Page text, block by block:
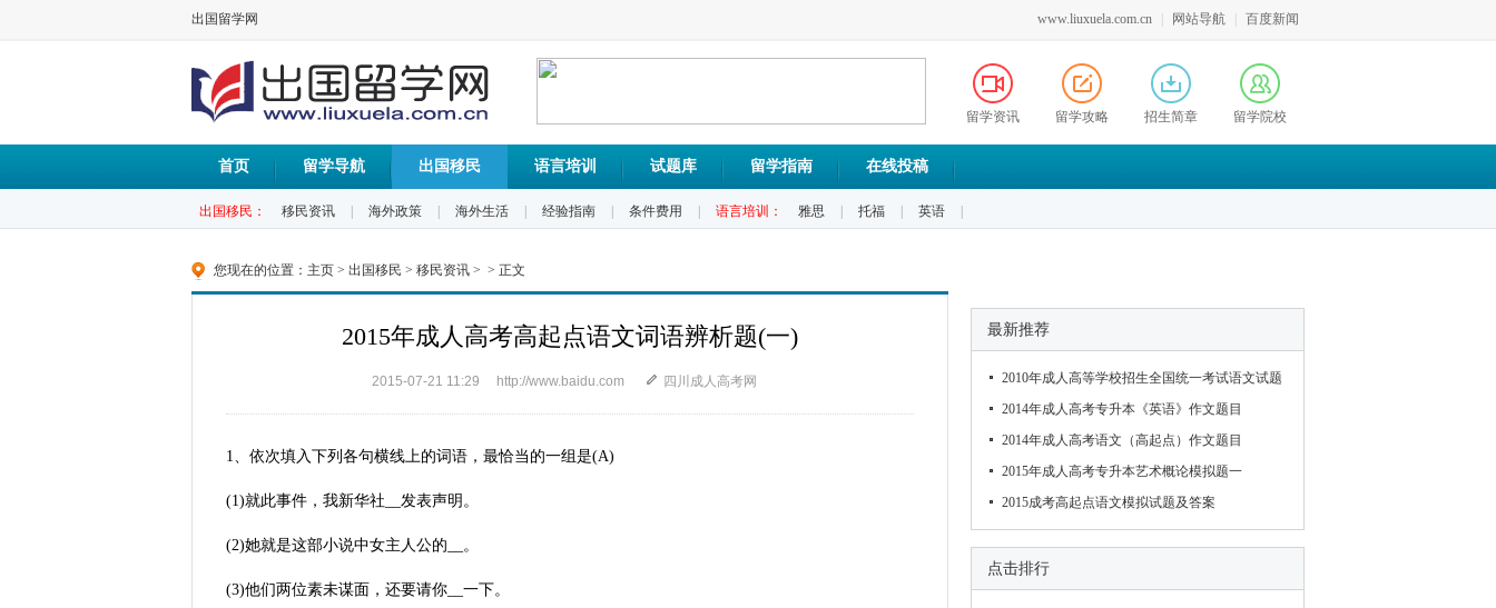
出国留学网 www.liuxuela.com.cn 网站导航 百度新闻
留学资讯 留学攻略 招生简章 留学院校
首页 留学导航 出国移民 语言培训 试题库 留学指南 在线投稿
出国移民： 移民资讯 海外政策 海外生活 经验指南 条件费用 语言培训： 雅思 托福 英语
您现在的位置： 主页 > 出国移民 > 移民资讯 > > 正文
2015年成人高考高起点语文词语辨析题(一)
2015-07-21 11:29 http://www.baidu.com 四川成人高考网
1、依次填入下列各句横线上的词语，最恰当的一组是(A)
(1)就此事件，我新华社__发表声明。
(2)她就是这部小说中女主人公的__。
(3)他们两位素未谋面，还要请你__一下。
最新推荐
2010年成人高等学校招生全国统一考试语文试题
2014年成人高考专升本《英语》作文题目
2014年成人高考语文（高起点）作文题目
2015年成人高考专升本艺术概论模拟题一
2015成考高起点语文模拟试题及答案
点击排行